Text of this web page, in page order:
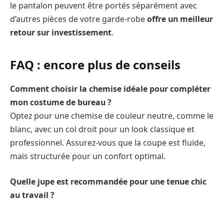
le pantalon peuvent être portés séparément avec
d’autres pièces de votre garde-robeoffre un meilleur
retour sur investissement.
FAQ : encore plus de conseils
Comment choisir la chemise idéale pour compléter
mon costume de bureau ?
Optez pour une chemise de couleur neutre, comme le
blanc, avec un col droit pour un look classique et
professionnel. Assurez-vous que la coupe est fluide,
mais structurée pour un confort optimal.
Quelle jupe est recommandée pour une tenue chic
au travail ?